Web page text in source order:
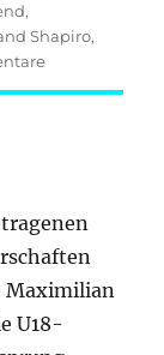
,
Shapiro,
zu
Gerlingen
Maximilian
U18-